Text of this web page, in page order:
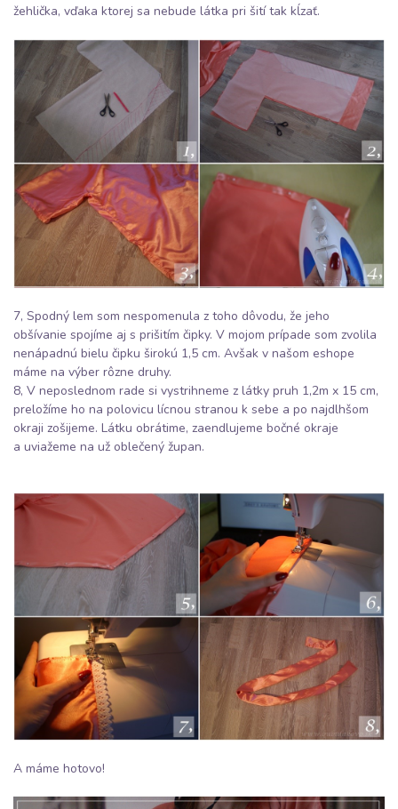
žehlička, vďaka ktorej sa nebude látka pri šití tak kĺzať.
7, Spodný lem som nespomenula z toho dôvodu, že jeho
obšívanie spojíme aj s prišitím čipky. V mojom prípade som zvolila
nenápadnú bielu čipku širokú 1,5 cm. Avšak v našom eshope
máme na výber rôzne druhy.
8, V neposlednom rade si vystrihneme z látky pruh 1,2m x 15 cm,
preložíme ho na polovicu lícnou stranou k sebe a po najdlhšom
okraji zošijeme. Látku obrátime, zaendlujeme bočné okraje
a uviažeme na už oblečený župan.
A máme hotovo!